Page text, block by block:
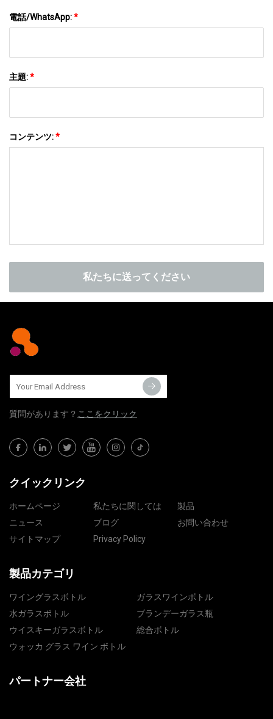
電話/WhatsApp:*
主題:*
コンテンツ:*
私たちに送ってください
質問​​があります？ ここをクリック
クイックリンク
ホームページ 私たちに関しては
製品
ニュース
ブログ
お問い合わせ
サイトマップ
Privacy Policy
製品カテゴリ
ワイングラスボトル
ガラスワインボトル
水ガラスボトル
ブランデーガラス瓶
ウイスキーガラスボトル
総合ボトル
ウォッカ グラス ワイン ボトル
パートナー会社